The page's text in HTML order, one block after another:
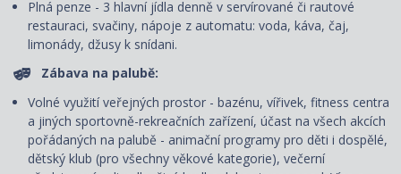
Plná penze - 3 hlavní jídla denně v servírované či rautové
restauraci, svačiny, nápoje z automatu: voda, káva, čaj,
limonády, džusy k snídani.
Zábava na palubě:
Volné využití veřejných prostor - bazénu, vířivek, fitness centra
a jiných sportovně-rekreačních zařízení, účast na všech akcích
pořádaných na palubě - animační programy pro děti i dospělé,
dětský klub (pro všechny věkové kategorie), večerní